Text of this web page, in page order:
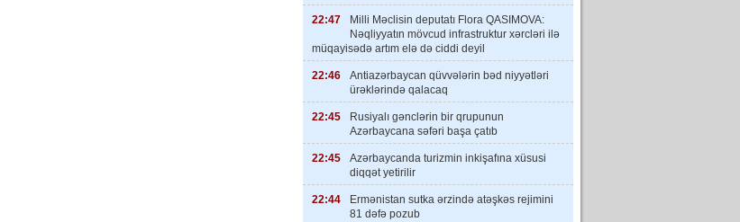
22:47
Milli Məclisin deputatı Flora QASIMOVA:
Nəqliyyatın mövcud infrastruktur xərcləri ilə
müqayisədə artım elə də ciddi deyil
22:46
Antiazərbaycan qüvvələrin bəd niyyətləri
ürəklərində qalacaq
22:45
Rusiyalı gənclərin bir qrupunun
Azərbaycana səfəri başa çatıb
22:45
Azərbaycanda turizmin inkişafına xüsusi
diqqət yetirilir
22:44
Ermənistan sutka ərzində atəşkəs rejimini
81 dəfə pozub